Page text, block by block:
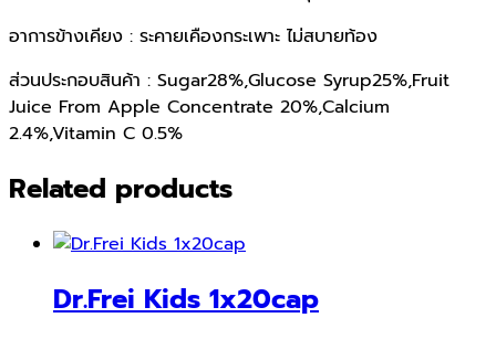
อาการข้างเคียง : ระคายเคืองกระเพาะ ไม่สบายท้อง
ส่วนประกอบสินค้า : Sugar28%,Glucose Syrup25%,Fruit
Juice From Apple Concentrate 20%,Calcium
2.4%,Vitamin C 0.5%
Related products
Dr.Frei Kids 1x20cap